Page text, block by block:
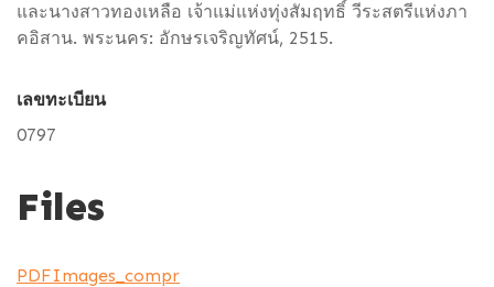
และนางสาวทองเหลือ เจ้าแม่แห่งทุ่งสัมฤทธิ์ วีระสตรีแห่งภา
คอิสาน. พระนคร: อักษรเจริญทัศน์, 2515.
เลขทะเบียน
0797
Files
PDFImages_compr